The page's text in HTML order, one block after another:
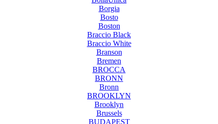
Borgia
Bosto
Boston
Braccio Black
Braccio White
Branson
Bremen
BROCCA
BRONN
Bronn
BROOKLYN
Brooklyn
Brussels
BUDAPEST